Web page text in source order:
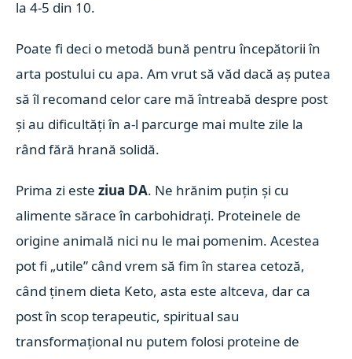
la 4-5 din 10.
Poate fi deci o metodă bună pentru începătorii în
arta postului cu apa. Am vrut să văd dacă aș putea
să îl recomand celor care mă întreabă despre post
și au dificultăți în a-l parcurge mai multe zile la
rând fără hrană solidă.
Prima zi esteziua DA. Ne hrănim puțin și cu
alimente sărace în carbohidrați. Proteinele de
origine animală nici nu le mai pomenim. Acestea
pot fi „utile” când vrem să fim în starea cetoză,
când ținem dieta Keto, asta este altceva, dar ca
post în scop terapeutic, spiritual sau
transformațional nu putem folosi proteine de